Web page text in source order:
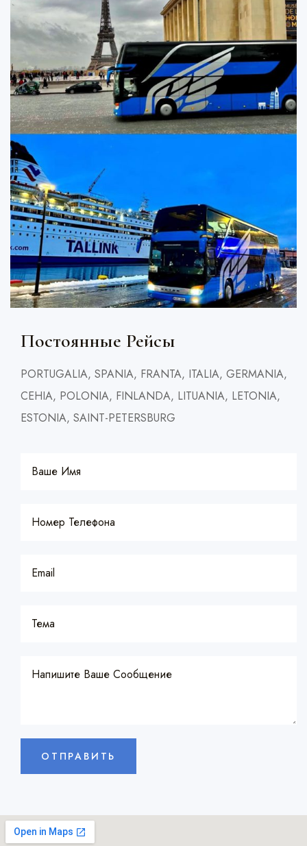
Постоянные Рейсы
PORTUGALIA, SPANIA, FRANTA, ITALIA, GERMANIA,
CEHIA, POLONIA, FINLANDA, LITUANIA, LETONIA,
ESTONIA, SAINT-PETERSBURG